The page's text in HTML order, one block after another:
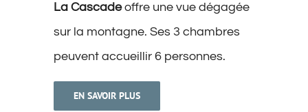
La Cascadeoffre une vue dégagée
sur la montagne. Ses 3 chambres
peuvent accueillir 6 personnes.
EN SAVOIR PLUS